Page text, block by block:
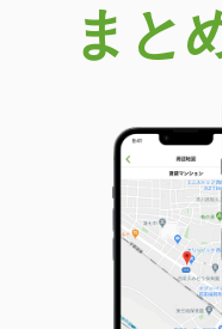
まと